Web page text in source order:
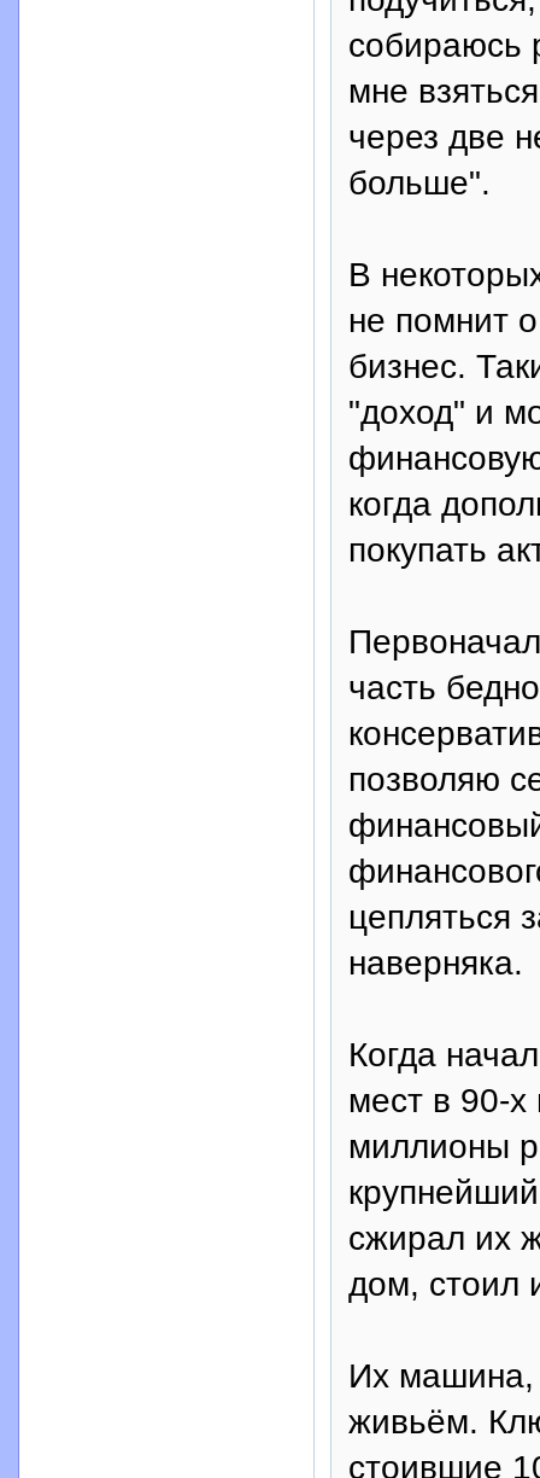
собираюсь
мне
через две
больше".
В
не помнит
бизнес.
"доход" и
когда
покупать
часть
позволяю
цепляться
наверняка.
Когда
мест в 90-х
миллионы
сжирал их
дом, стоил
Их машина,
живьём.
стоившие